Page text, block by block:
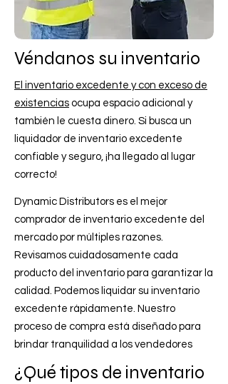
Véndanos su inventario
El inventario excedente y con exceso de
existencias ocupa espacio adicional y
también le cuesta dinero. Si busca un
liquidador de inventario excedente
confiable y seguro, ¡ha llegado al lugar
correcto!
Dynamic Distributors es el mejor
comprador de inventario excedente del
mercado por múltiples razones.
Revisamos cuidadosamente cada
producto del inventario para garantizar la
calidad. Podemos liquidar su inventario
excedente rápidamente. Nuestro
proceso de compra está diseñado para
brindar tranquilidad a los vendedores
¿Qué tipos de inventario